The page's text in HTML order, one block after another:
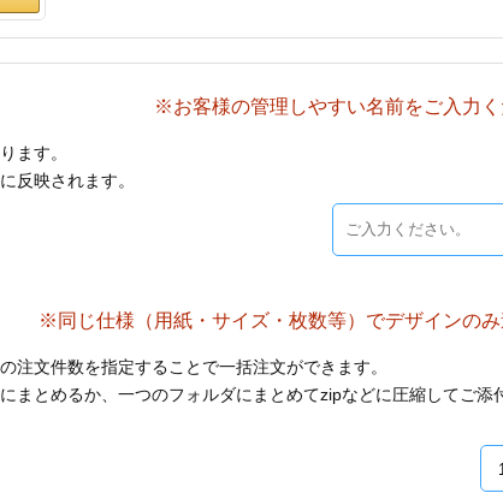
※お客様の管理しやすい名前をご入力く
ます。
反映されます。
※同じ仕様（用紙・サイズ・枚数等）でデザインの
注文件数を指定することで一括注文ができます。
まとめるか、一つのフォルダにまとめてzipなどに圧縮してご添